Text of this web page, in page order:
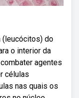
(leucócitos) do
o interior da
agentes
células
nas quais os